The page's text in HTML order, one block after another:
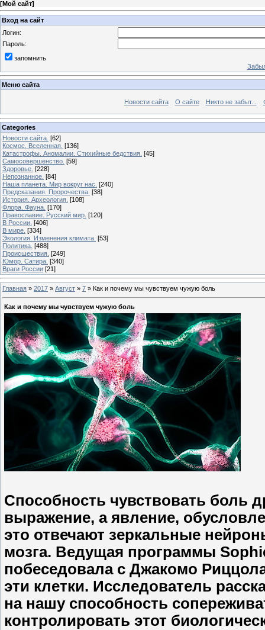
[Мой сайт]
Вход на сайт
Логин:
Пароль:
запомнить
Меню сайта
Новости сайта О сайте Никто не забыт...
Categories
Новости сайта. [62]
Космос. Вселенная. [136]
Катастрофы. Аномалии. Стихийные бедствия. [45]
Самосовершенство. [59]
Здоровье. [228]
Непознанное. [84]
Наша планета. Мир вокруг нас. [240]
Предсказания. Пророчества. [38]
История. Археология. [108]
Флора. Фауна. [170]
Православие. Русский мир. [120]
В России. [406]
В мире. [334]
Экология. Изменения климата. [53]
Политика. [488]
Происшествия. [249]
Юмор. Сатира. [340]
Враги России [21]
Главная » 2017 » Август » 7 » Как и почему мы чувствуем чужую боль
Как и почему мы чувствуем чужую боль
Способность чувствовать боль
выражение, а явление,
это отвечают зеркальные
мозга. Ведущая программы
побеседовала с Джакомо
эти клетки. Исследователь
на нашу способность
контролировать этот